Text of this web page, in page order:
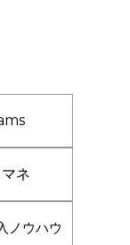
ネ
ノウハウ